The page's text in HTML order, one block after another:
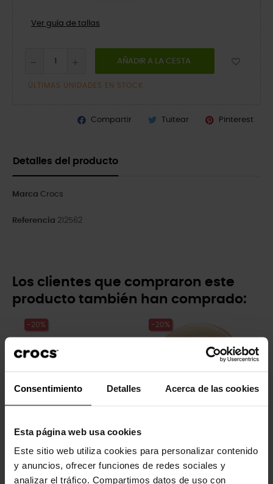
Consentimiento Detalles Acerca de las cookies
Esta página web usa cookies
Este sitio web utiliza cookies para personalizar contenido
y anuncios, ofrecer funciones de redes sociales y
analizar el tráfico. Compartimos datos de uso con
Ver guía de tallas
AÑADIR A LA CESTA
ÚLTIMAS UNIDADES EN STOCK
Compartir Tuitear Pinterest
Detalles del producto
Marca Crocs
Referencia 212562
Los clientes que compraron este
producto también han comprado:
-20%
Pelota de tenis con textura
4,99 € 3,99 €
-20%
5,99 € 4,79 €